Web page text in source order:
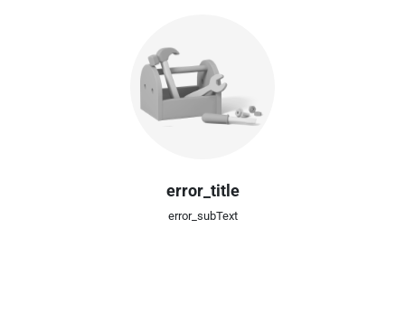
error_title
error_subText